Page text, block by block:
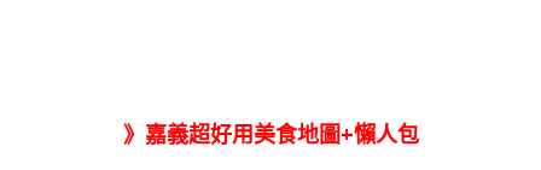
》嘉義超好用美食地圖+懶人包